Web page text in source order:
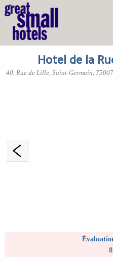
Hotel de la
40, Rue de Lille, Saint-Germain, 75007